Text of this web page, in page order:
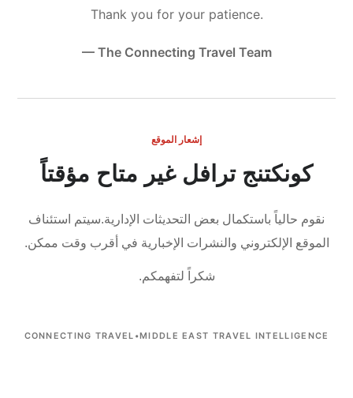
Thank you for your patience.
— The Connecting Travel Team
إشعار الموقع
كونكتنج ترافل غير متاح مؤقتاً
نقوم حالياً باستكمال بعض التحديثات الإدارية.سيتم استئناف
الموقع الإلكتروني والنشرات الإخبارية في أقرب وقت ممكن.
شكراً لتفهمكم.
CONNECTING TRAVEL •MIDDLE EAST TRAVEL INTELLIGENCE